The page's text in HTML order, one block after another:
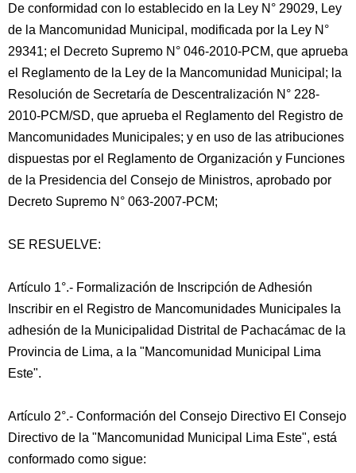
De conformidad con lo establecido en la Ley N° 29029, Ley
de la Mancomunidad Municipal, modificada por la Ley N°
29341; el Decreto Supremo N° 046-2010-PCM, que aprueba
el Reglamento de la Ley de la Mancomunidad Municipal; la
Resolución de Secretaría de Descentralización N° 228-
2010-PCM/SD, que aprueba el Reglamento del Registro de
Mancomunidades Municipales; y en uso de las atribuciones
dispuestas por el Reglamento de Organización y Funciones
de la Presidencia del Consejo de Ministros, aprobado por
Decreto Supremo N° 063-2007-PCM;
SE RESUELVE:
Artículo 1°.- Formalización de Inscripción de Adhesión
Inscribir en el Registro de Mancomunidades Municipales la
adhesión de la Municipalidad Distrital de Pachacámac de la
Provincia de Lima, a la "Mancomunidad Municipal Lima
Este".
Artículo 2°.- Conformación del Consejo Directivo El Consejo
Directivo de la "Mancomunidad Municipal Lima Este", está
conformado como sigue: